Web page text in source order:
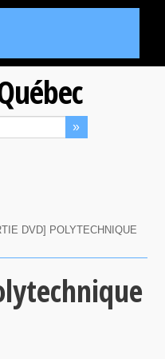
DVD] POLYTECHNIQUE